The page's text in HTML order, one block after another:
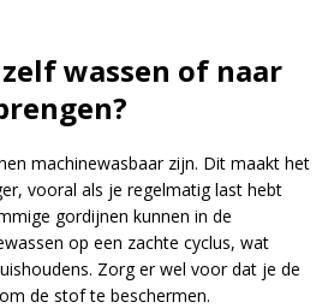
wassen of naar
machinewasbaar zijn. Dit maakt het
vooral als je regelmatig last hebt
gordijnen kunnen in de
op een zachte cyclus, wat
Zorg er wel voor dat je de
de stof te beschermen.